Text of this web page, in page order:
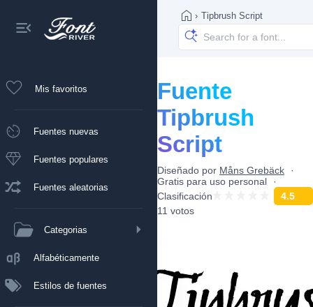
Mis favoritos
Fuentes nuevas
Fuentes populares
Fuentes aleatorias
Categorias
Alfabéticamente
Estilos de fuentes
› Tipbrush Script
Fuente
Tipbrush
Script
Diseñado por Måns Grebäck
Gratis para uso personal
Clasificación
4.5
11 votos